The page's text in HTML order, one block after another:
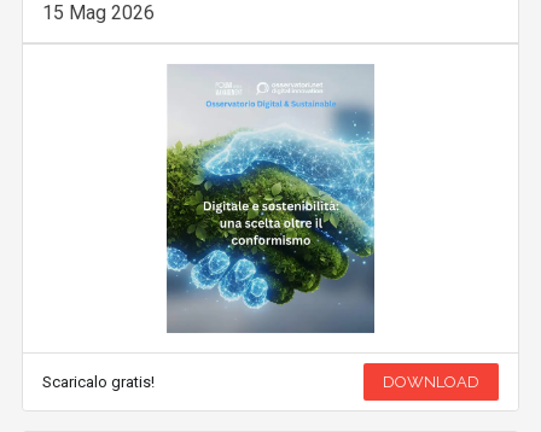
15 Mag 2026
Scaricalo gratis! DOWNLOAD